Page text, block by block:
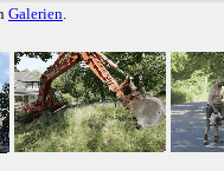
Galerien.